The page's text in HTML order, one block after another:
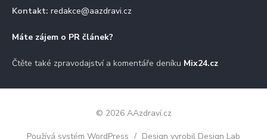
Kontakt: redakce@aazdravi.cz
Máte zájem o PR článek?
Čtěte také zpravodajství a komentáře deníku Mix24.cz
© 2026 AAzdraví.cz
Používá systém WordPress / Design vyrobil Design Lab